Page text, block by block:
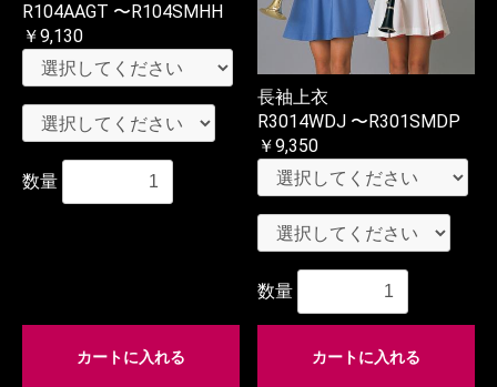
R104AAGT 〜R104SMHH
￥9,130
数量
カートに入れる
長袖上衣
R3014WDJ 〜R301SMDP
￥9,350
数量
カートに入れる